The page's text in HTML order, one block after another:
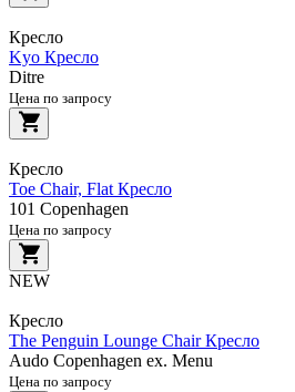
Кресло
Kyo Кресло
Ditre
Цена по запросу
Кресло
Toe Chair, Flat Кресло
101 Copenhagen
Цена по запросу
NEW
Кресло
The Penguin Lounge Chair Кресло
Audo Copenhagen ex. Menu
Цена по запросу